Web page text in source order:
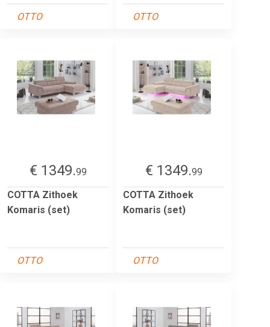
OTTO OTTO
€ 1349.99
COTTA Zithoek
Komaris (set)
OTTO
€ 1349.99
COTTA Zithoek
Komaris (set)
OTTO